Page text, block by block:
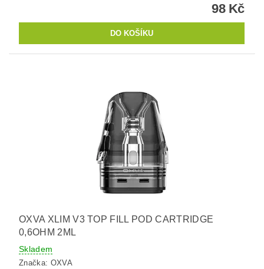
98 Kč
OXVA XLIM V3 TOP FILL POD CARTRIDGE
0,6OHM 2ML
Skladem
Značka: OXVA